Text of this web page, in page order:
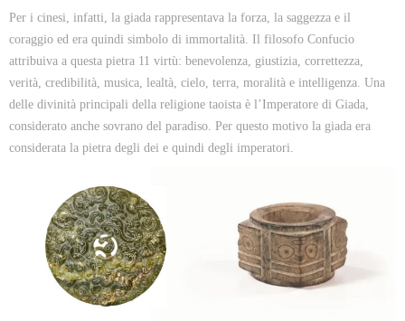
Per i cinesi, infatti, la giada rappresentava la forza, la saggezza e il
coraggio ed era quindi simbolo di immortalità. Il filosofo Confucio
attribuiva a questa pietra 11 virtù: benevolenza, giustizia, correttezza,
verità, credibilità, musica, lealtà, cielo, terra, moralità e intelligenza. Una
delle divinità principali della religione taoista è l’Imperatore di Giada,
considerato anche sovrano del paradiso. Per questo motivo la giada era
considerata la pietra degli dei e quindi degli imperatori.